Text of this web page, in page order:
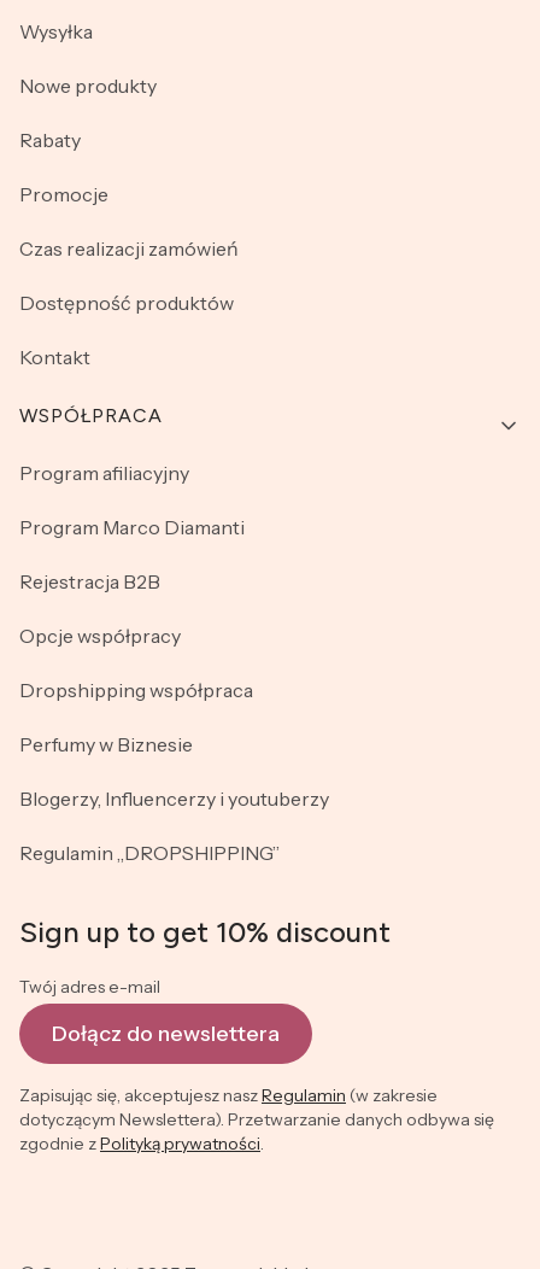
Wysyłka
Nowe produkty
Rabaty
Promocje
Czas realizacji zamówień
Dostępność produktów
Kontakt
WSPÓŁPRACA
Program afiliacyjny
Program Marco Diamanti
Rejestracja B2B
Opcje współpracy
Dropshipping współpraca
Perfumy w Biznesie
Blogerzy, Influencerzy i youtuberzy
Regulamin „DROPSHIPPING”
Sign up to get 10% discount
Twój adres e-mail
Dołącz do newslettera
Zapisując się, akceptujesz naszRegulamin (w zakresie
dotyczącym Newslettera). Przetwarzanie danych odbywa się
zgodnie zPolityką prywatności.